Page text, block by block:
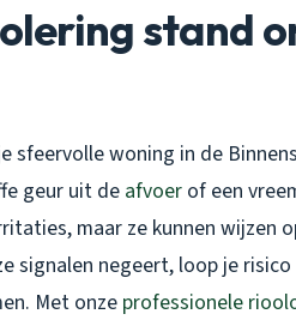
stand
sfeervolle woning in de
geur uit deafvoer of een
maar ze kunnen wijzen
signalen negeert, loop je
Met onze professionele